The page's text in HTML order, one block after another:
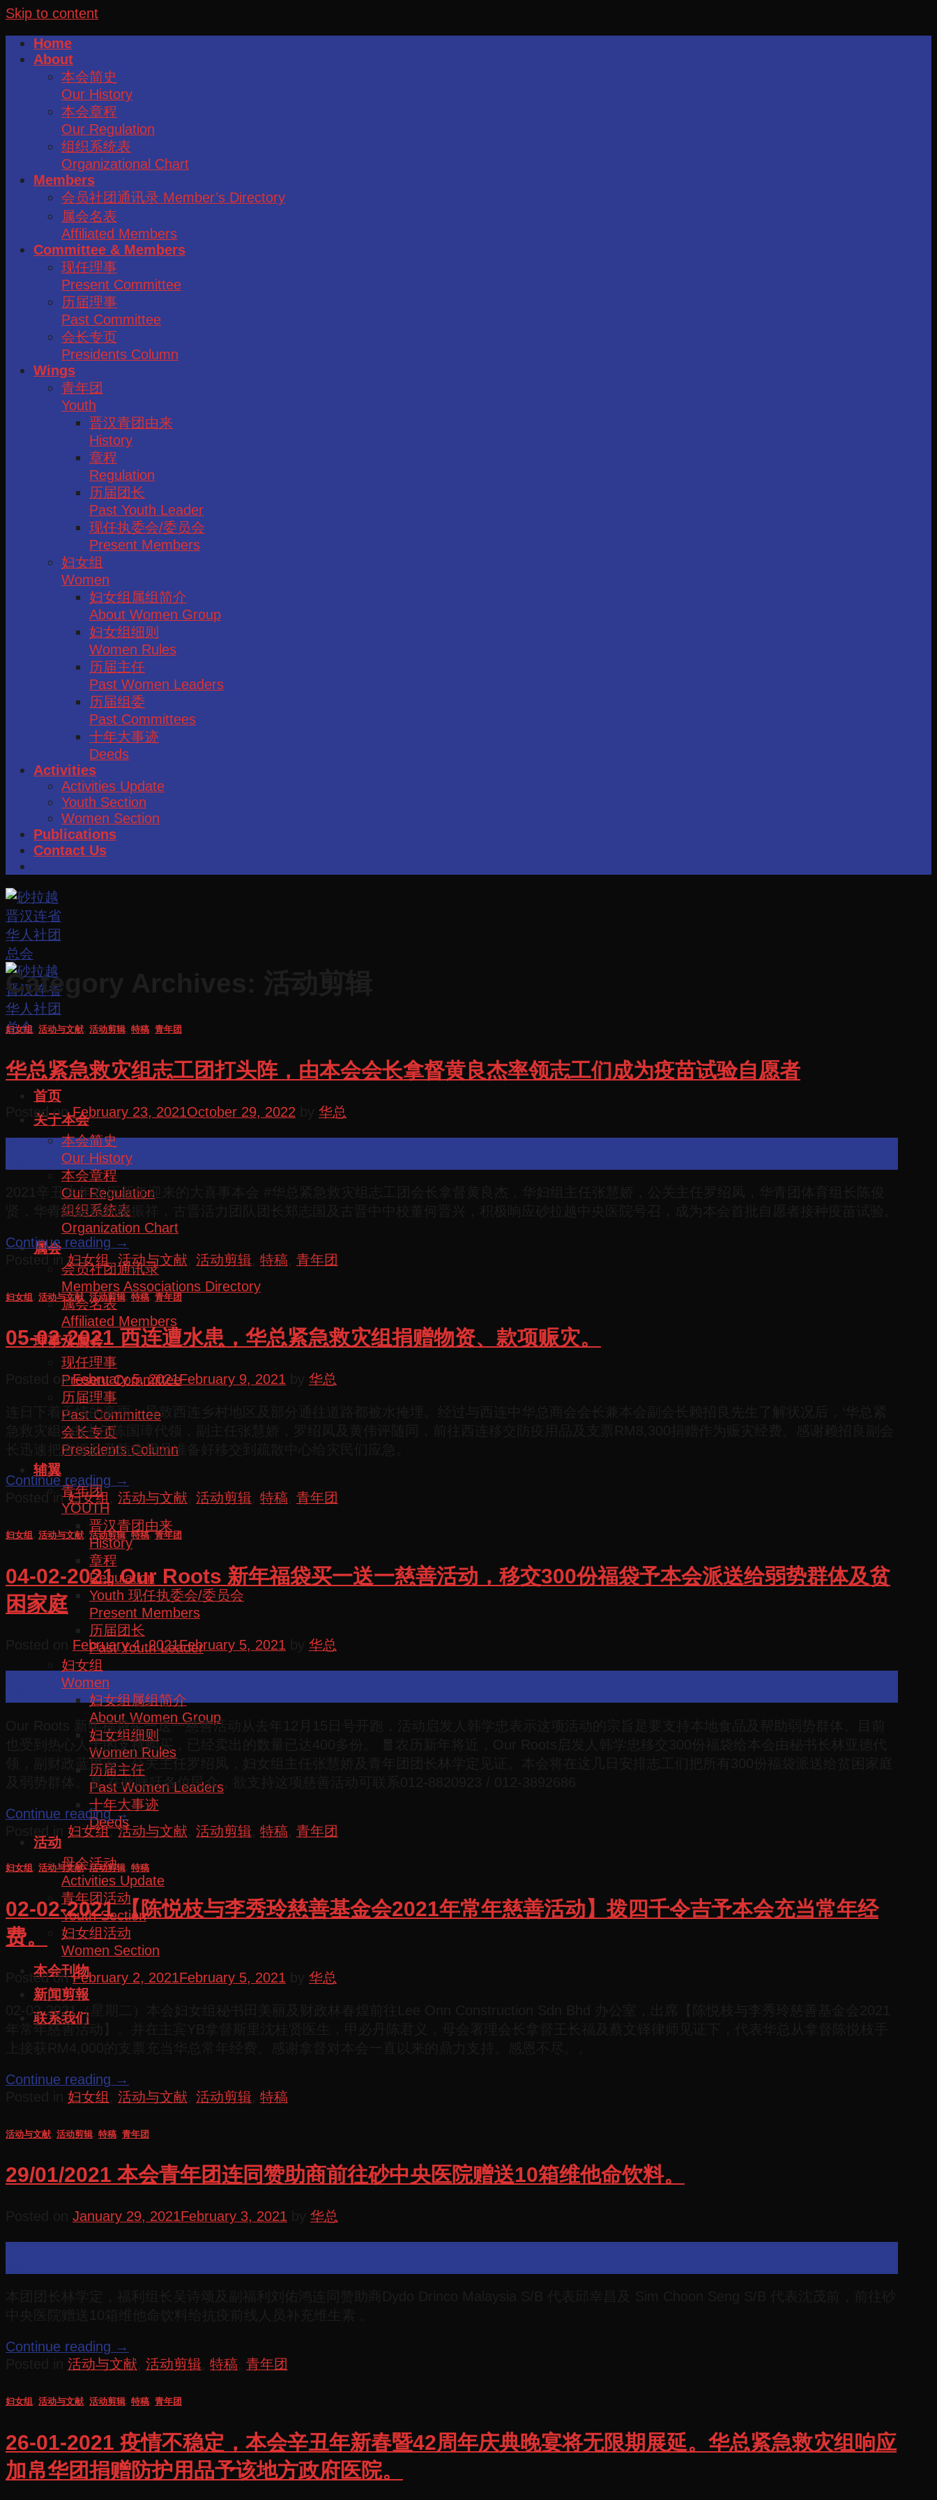
Skip to content
Home
About
本会简史
Our History
本会章程
Our Regulation
组织系统表
Organizational Chart
Members
会员社团通讯录 Member’s Directory
属会名表
Affiliated Members
Committee & Members
现任理事
Present Committee
历届理事
Past Committee
会长专页
Presidents Column
Wings
青年团
Youth
晋汉青团由来
History
章程
Regulation
历届团长
Past Youth Leader
现任执委会/委员会
Present Members
妇女组
Women
妇女组属组简介
About Women Group
妇女组细则
Women Rules
历届主任
Past Women Leaders
历届组委
Past Committees
十年大事迹
Deeds
Activities
Activities Update
Youth Section
Women Section
Publications
Contact Us
首页
关于本会
本会简史
Our History
本会章程
Our Regulation
组织系统表
Organization Chart
属会
会员社团通讯录
Members Associations Directory
属会名表
Affiliated Members
理事及属会
现任理事
Present Committee
历届理事
Past Committee
会长专页
Presidents Column
辅翼
青年团
YOUTH
晋汉青团由来
History
章程
Regulation
Youth 现任执委会/委员会
Present Members
历届团长
Past Youth Leader
妇女组
Women
妇女组属组简介
About Women Group
妇女组细则
Women Rules
历届主任
Past Women Leaders
十年大事迹
Deeds
活动
母会活动
Activities Update
青年团活动
Youth Section
妇女组活动
Women Section
本会刊物
新闻剪報
联系我们
Category Archives:
妇女组 活动与文献 活动剪辑 特稿 青年团
华总紧急救灾组志工团打头阵，由本会会长拿督黄良杰率领志工们成为疫苗试验自愿者
Posted onFebruary 23, 2021October 29, 2022 华总
2021辛丑牛年农历新年迎来的大喜事本会 #华总紧急救灾组志工团会长拿督黄良杰，华妇组主任张慧娇，公关主任罗绍凤，华青团体育组长陈俊
贤，华青团副福利杨振祥，古晋活力团队团长郑志国及古晋中中校董何晋兴，积极响应砂拉越中央医院号召，成为本会首批自愿者接种疫苗试验。
Continue reading →
Posted in妇女组,活动与文献 活动剪辑 特稿 青年团
妇女组 活动与文献 活动剪辑 特稿 青年团
05-02-2021 西连遭水患，华总紧急救灾组捐赠物资、款项赈灾。
Posted onFebruary 5, 2021February 9, 2021 华总
连日下着无情的豪雨，导致西连乡村地区及部分通往道路都被水掩埋。经过与西连中华总商会会长兼本会副会长赖招良先生了解状况后，‘华总紧
急救灾组” 由主任陈国璋代领，副主任张慧娇，罗绍凤及黄伟评随同，前往西连移交防疫用品及支票RM8,300捐赠作为赈灾经费。感谢赖招良副会
长迅速把支援品及防疫用品准备好移交到疏散中心给灾民们应急。
Continue reading →
Posted in妇女组 活动与文献 活动剪辑 特稿 青年团
妇女组 活动与文献 活动剪辑,特稿,青年团
04-02-2021 Our Roots 新年福袋买一送一慈善活动，移交300份福袋予本会派送给弱势群体及贫
困家庭
February 4, 2021February 5, 2021 华总
Our Roots 新年福袋买一送一慈善活动从去年12月15日号开跑，活动启发人韩学忠表示这项活动的宗旨是要支持本地食品及帮助弱势群体。目前
也受到热心人士的支持购买，已经卖出的数量已达400多份。 🧧农历新年将近，Our Roots启发人韩学忠移交300份福袋给本会由秘书长林亚德代
领，副财政蓝里安，公关主任罗绍凤，妇女组主任张慧娇及青年团团长林学定见证。本会将在这几日安排志工们把所有300份福袋派送给贫困家庭
及弱势群体。🧧 在此呼吁各位民众，欲支持这项慈善活动可联系012-8820923 / 012-3892686
Continue reading→
妇女组,活动与文献 活动剪辑 特稿 青年团
妇女组 活动与文献,活动剪辑 特稿
02-02-2021 【陈悦枝与李秀玲慈善基金会2021年常年慈善活动】拨四千令吉予本会充当常年经
费。
Posted onFebruary 2, 2021February 5, 2021 华总
02-02-2021（星期二）本会妇女组秘书田美丽及财政林春煌前往Lee Onn Construction Sdn Bhd 办公室，出席【陈悦枝与李秀玲慈善基金会2021
年常年慈善活动】。并在主宾YB拿督斯里沈桂贤医生，甲必丹陈君义，母会署理会长拿督王长福及蔡文铎律师见证下，代表华总从拿督陈悦枝手
Continue reading →
妇女组 活动与文献 活动剪辑 特稿
活动与文献 活动剪辑 特稿 青年团
29/01/2021 本会青年团连同赞助商前往砂中央医院赠送10箱维他命饮料。
January 29, 2021February 3, 2021 华总
Continue reading →
活动与文献 活动剪辑 特稿 青年团
妇女组 活动与文献 活动剪辑 特稿 青年团
26-01-2021 疫情不稳定，本会辛丑年新春暨42周年庆典晚宴将无限期展延。华总紧急救灾组响应
加帛华团捐赠防护用品予该地方政府医院。